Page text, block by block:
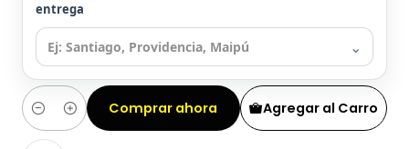
entrega
⌄
Cantidad
Agregar al Carro
Comprar ahora